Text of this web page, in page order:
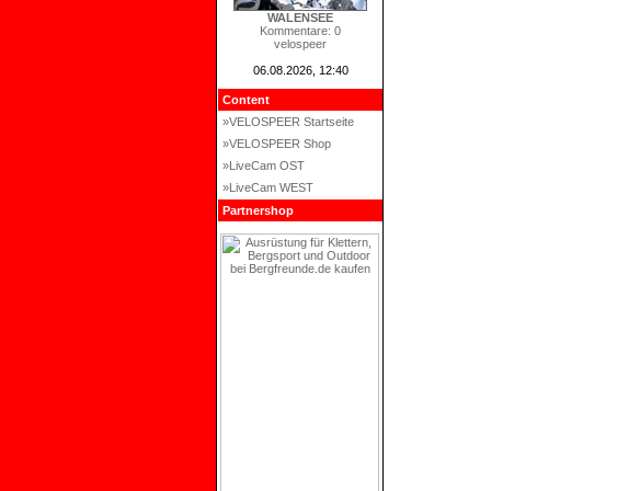
WALENSEE
Kommentare: 0
velospeer
06.08.2026, 12:40
Content
»VELOSPEER Startseite
»VELOSPEER Shop
»LiveCam OST
»LiveCam WEST
Partnershop